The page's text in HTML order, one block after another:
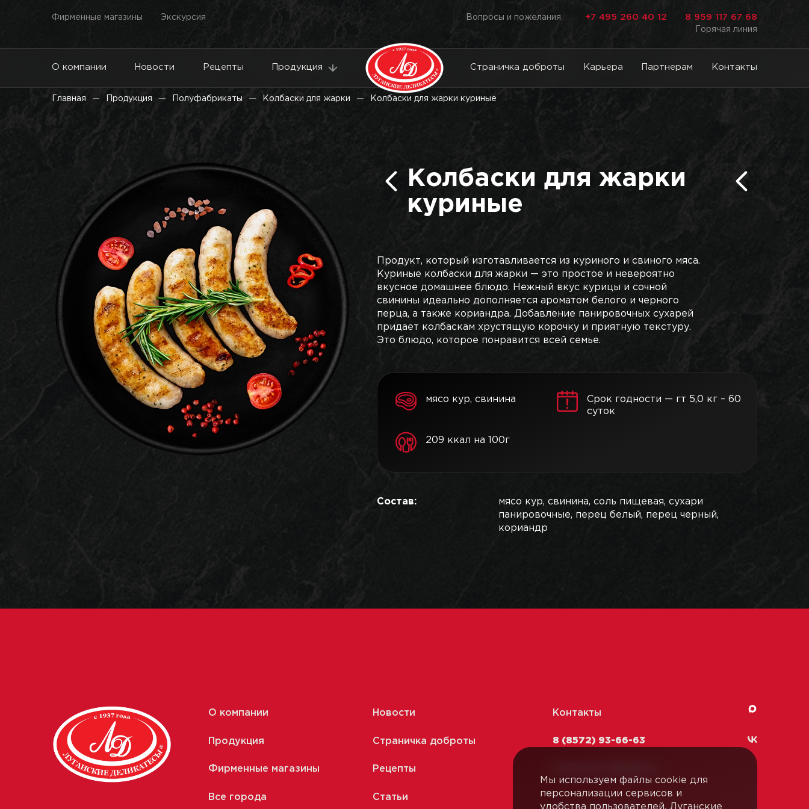
Мы используем файлы cookie для
персонализации сервисов и
удобства пользователей. Луганские
Фирменные магазины Экскурсия Вопросы и пожелания +7 495 260 40 12 8 959 117 67 68
Горячая линия
О компании Новости Рецепты Продукция Страничка доброты Карьера Партнерам Контакты
Главная Продукция Полуфабрикаты Колбаски для жарки Колбаски для жарки куриные
Колбаски для жарки
куриные
Продукт, который изготавливается из куриного и свиного мяса.
Куриные колбаски для жарки — это простое и невероятно
вкусное домашнее блюдо. Нежный вкус курицы и сочной
свинины идеально дополняется ароматом белого и черного
перца, а также кориандра. Добавление панировочных сухарей
придает колбаскам хрустящую корочку и приятную текстуру.
Это блюдо, которое понравится всей семье.
мясо кур, свинина
Срок годности — гт 5,0 кг – 60
суток
209 ккал на 100г
Состав:
мясо кур, свинина, соль пищевая, сухари
панировочные, перец белый, перец черный,
кориандр
О компании
Продукция
Фирменные магазины
Все города
Новости
Страничка доброты
Рецепты
Статьи
Контакты
8 (8572) 93-66-63